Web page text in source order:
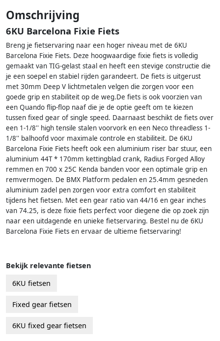
Omschrijving
6KU Barcelona Fixie Fiets
Breng je fietservaring naar een hoger niveau met de 6KU
Barcelona Fixie Fiets. Deze hoogwaardige fixie fiets is volledig
gemaakt van TIG-gelast staal en heeft een stevige constructie die
je een soepel en stabiel rijden garandeert. De fiets is uitgerust
met 30mm Deep V lichtmetalen velgen die zorgen voor een
goede grip en stabiliteit op de weg.De fiets is ook voorzien van
een Quando flip-flop naaf die je de optie geeft om te kiezen
tussen fixed gear of single speed. Daarnaast beschikt de fiets over
een 1-1/8'' high tensile stalen voorvork en een Neco threadless 1-
1/8'' balhoofd voor maximale controle en stabiliteit. De 6KU
Barcelona Fixie Fiets heeft ook een aluminium riser bar stuur, een
aluminium 44T * 170mm kettingblad crank, Radius Forged Alloy
remmen en 700 x 25C Kenda banden voor een optimale grip en
remvermogen. De BMX Platform pedalen en 25.4mm gesneden
aluminium zadel pen zorgen voor extra comfort en stabiliteit
tijdens het fietsen. Met een gear ratio van 44/16 en gear inches
van 74.25, is deze fixie fiets perfect voor diegene die op zoek zijn
naar een uitdagende en unieke fietservaring. Bestel nu de 6KU
Barcelona Fixie Fiets en ervaar de ultieme fietservaring!
Bekijk relevante fietsen
6KU fietsen
Fixed gear fietsen
6KU fixed gear fietsen